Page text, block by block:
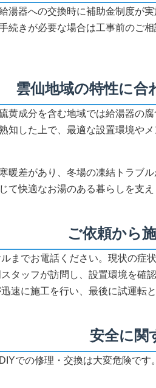
湯器への交換時に補助金制度が
続きが必要な場合は工事前のご
雲仙地域の特性に合
黄成分を含む地域では給湯器の
知した上で、最適な設置環境や
暖差があり、冬場の凍結トラブ
て快適なお湯のある暮らしを支え
ご依頼から
ルまでお電話ください。現状の症
スタッフが訪問し、設置環境を確
迅速に施工を行い、最後に試運転
安全に関
での修理・交換は大変危険です